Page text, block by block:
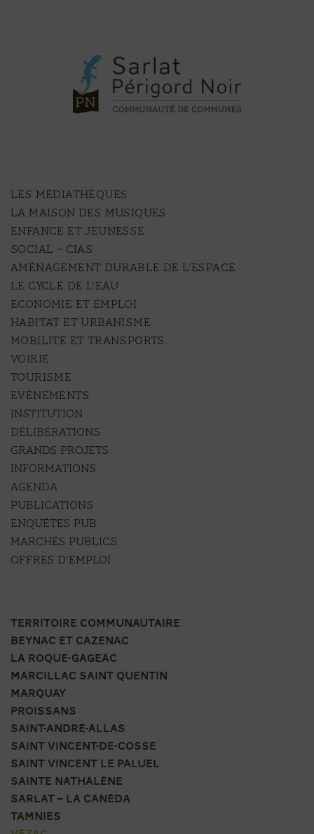
LES MÉDIATHÈQUES
LA MAISON DES MUSIQUES
ENFANCE ET JEUNESSE
SOCIAL – CIAS
AMÉNAGEMENT DURABLE DE L’ESPACE
LE CYCLE DE L’EAU
ECONOMIE ET EMPLOI
HABITAT ET URBANISME
MOBILITÉ ET TRANSPORTS
VOIRIE
TOURISME
EVÈNEMENTS
Institution
Délibérations
Grands projets
Informations
Agenda
Publications
Enquêtes pub.
Marchés publics
Offres d’emploi
TERRITOIRE COMMUNAUTAIRE
BEYNAC ET CAZENAC
LA ROQUE-GAGEAC
MARCILLAC SAINT QUENTIN
MARQUAY
PROISSANS
SAINT-ANDRÉ-ALLAS
SAINT VINCENT-DE-COSSE
SAINT VINCENT LE PALUEL
SAINTE NATHALÈNE
SARLAT – LA CANÉDA
TAMNIES